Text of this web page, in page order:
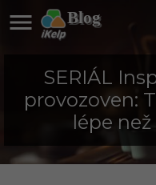
Blog

SERIÁL
provozoven:
lépe